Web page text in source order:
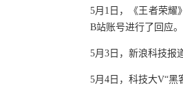
5月1日，《王者荣耀
B站账号进行了回应。
5月3日，新浪科技报
5月4日，科技大V“黑